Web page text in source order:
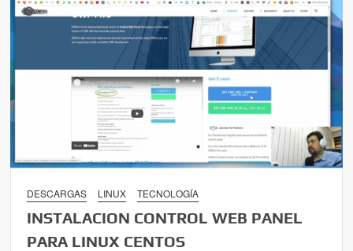
DESCARGAS LINUX TECNOLOGÍA
INSTALACION CONTROL WEB PANEL
PARA LINUX CENTOS